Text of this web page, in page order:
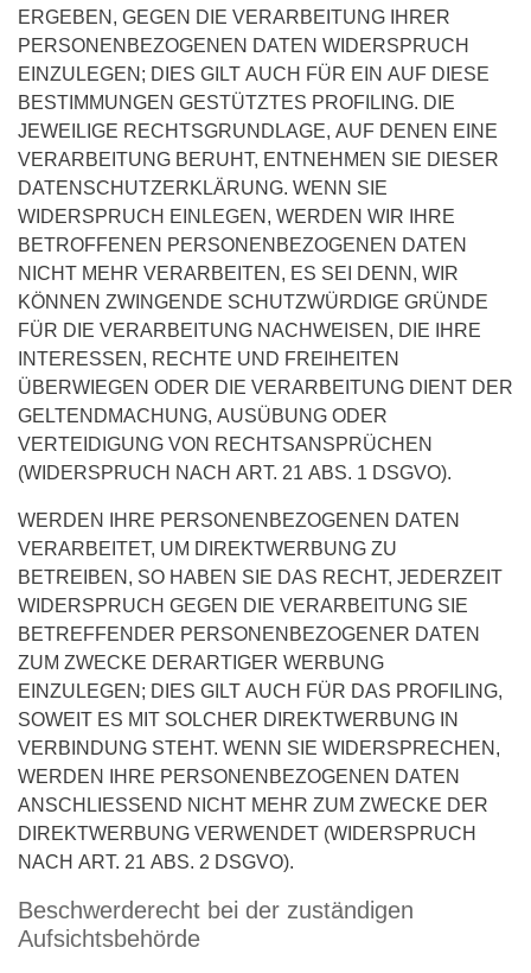
ERGEBEN, GEGEN DIE VERARBEITUNG IHRER
PERSONENBEZOGENEN DATEN WIDERSPRUCH
EINZULEGEN; DIES GILT AUCH FÜR EIN AUF DIESE
BESTIMMUNGEN GESTÜTZTES PROFILING. DIE
JEWEILIGE RECHTSGRUNDLAGE, AUF DENEN EINE
VERARBEITUNG BERUHT, ENTNEHMEN SIE DIESER
DATENSCHUTZERKLÄRUNG. WENN SIE
WIDERSPRUCH EINLEGEN, WERDEN WIR IHRE
BETROFFENEN PERSONENBEZOGENEN DATEN
NICHT MEHR VERARBEITEN, ES SEI DENN, WIR
KÖNNEN ZWINGENDE SCHUTZWÜRDIGE GRÜNDE
FÜR DIE VERARBEITUNG NACHWEISEN, DIE IHRE
INTERESSEN, RECHTE UND FREIHEITEN
ÜBERWIEGEN ODER DIE VERARBEITUNG DIENT DER
GELTENDMACHUNG, AUSÜBUNG ODER
VERTEIDIGUNG VON RECHTSANSPRÜCHEN
(WIDERSPRUCH NACH ART. 21 ABS. 1 DSGVO).
WERDEN IHRE PERSONENBEZOGENEN DATEN
VERARBEITET, UM DIREKTWERBUNG ZU
BETREIBEN, SO HABEN SIE DAS RECHT, JEDERZEIT
WIDERSPRUCH GEGEN DIE VERARBEITUNG SIE
BETREFFENDER PERSONENBEZOGENER DATEN
ZUM ZWECKE DERARTIGER WERBUNG
EINZULEGEN; DIES GILT AUCH FÜR DAS PROFILING,
SOWEIT ES MIT SOLCHER DIREKTWERBUNG IN
VERBINDUNG STEHT. WENN SIE WIDERSPRECHEN,
WERDEN IHRE PERSONENBEZOGENEN DATEN
ANSCHLIESSEND NICHT MEHR ZUM ZWECKE DER
DIREKTWERBUNG VERWENDET (WIDERSPRUCH
NACH ART. 21 ABS. 2 DSGVO).
Beschwerderecht bei der zuständigen
Aufsichtsbehörde